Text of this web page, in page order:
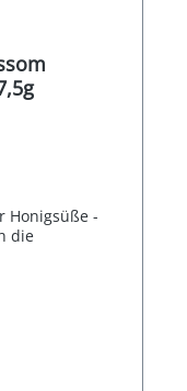
Honigsüße -
die